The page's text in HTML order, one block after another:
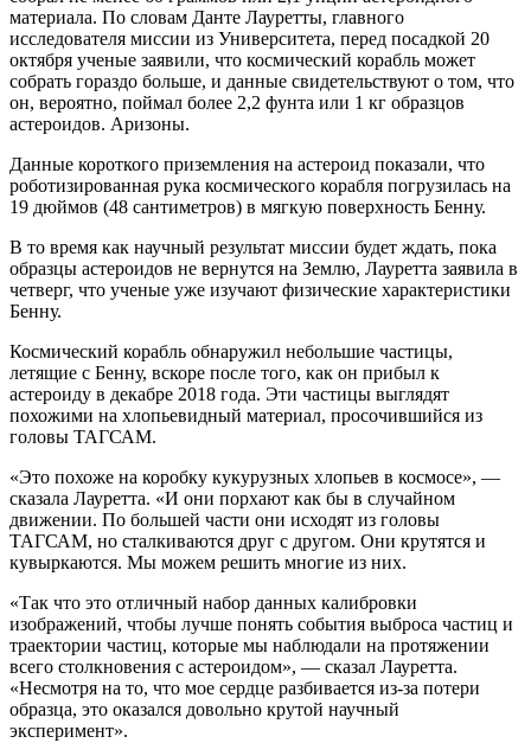
материала. По словам Данте Лауретты, главного
исследователя миссии из Университета, перед посадкой 20
октября ученые заявили, что космический корабль может
собрать гораздо больше, и данные свидетельствуют о том, что
он, вероятно, поймал более 2,2 фунта или 1 кг образцов
астероидов. Аризоны.
Данные короткого приземления на астероид показали, что
роботизированная рука космического корабля погрузилась на
19 дюймов (48 сантиметров) в мягкую поверхность Бенну.
В то время как научный результат миссии будет ждать, пока
образцы астероидов не вернутся на Землю, Лауретта заявила в
четверг, что ученые уже изучают физические характеристики
Бенну.
Космический корабль обнаружил небольшие частицы,
летящие с Бенну, вскоре после того, как он прибыл к
астероиду в декабре 2018 года. Эти частицы выглядят
похожими на хлопьевидный материал, просочившийся из
головы ТАГСАМ.
«Это похоже на коробку кукурузных хлопьев в космосе», —
сказала Лауретта. «И они порхают как бы в случайном
движении. По большей части они исходят из головы
ТАГСАМ, но сталкиваются друг с другом. Они крутятся и
кувыркаются. Мы можем решить многие из них.
«Так что это отличный набор данных калибровки
изображений, чтобы лучше понять события выброса частиц и
траектории частиц, которые мы наблюдали на протяжении
всего столкновения с астероидом», — сказал Лауретта.
«Несмотря на то, что мое сердце разбивается из-за потери
образца, это оказался довольно крутой научный
эксперимент».